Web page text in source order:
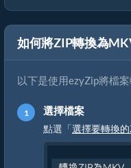
如何將ZIP轉換為
以下是使用ezyZip將檔
選擇檔案
點選「選擇要轉換